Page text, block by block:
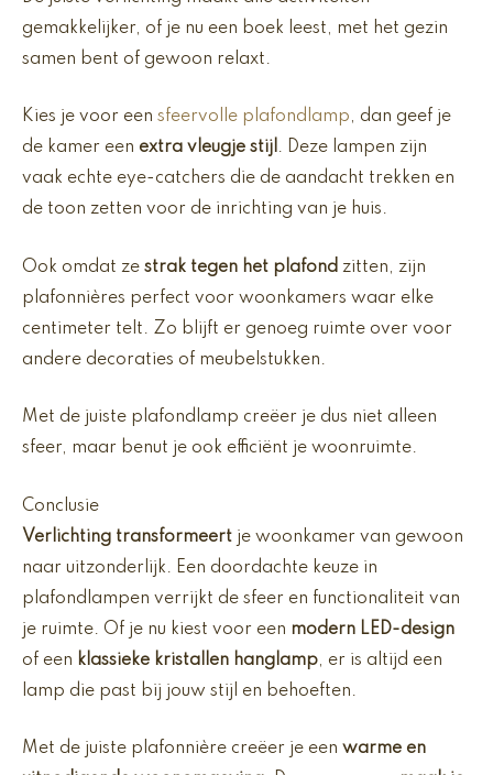
gemakkelijker, of je nu een boek leest, met het gezin
samen bent of gewoon relaxt.
Kies je voor een sfeervolle plafondlamp, dan geef je
de kamer een extra vleugje stijl . Deze lampen zijn
vaak echte eye-catchers die de aandacht trekken en
de toon zetten voor de inrichting van je huis.
Ook omdat ze strak tegen het plafond zitten, zijn
plafonnières perfect voor woonkamers waar elke
centimeter telt. Zo blijft er genoeg ruimte over voor
andere decoraties of meubelstukken.
Met de juiste plafondlamp creëer je dus niet alleen
sfeer, maar benut je ook efficiënt je woonruimte.
Conclusie
Verlichting transformeert je woonkamer van gewoon
naar uitzonderlijk. Een doordachte keuze in
plafondlampen verrijkt de sfeer en functionaliteit van
je ruimte. Of je nu kiest voor een modern LED-design
of een klassieke kristallen hanglamp, er is altijd een
lamp die past bij jouw stijl en behoeften.
Met de juiste plafonnière creëer je een warme en